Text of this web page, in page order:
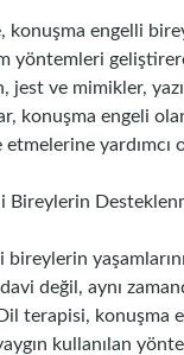
konuşma engelli
yöntemleri
jest ve mimikler,
konuşma engeli
yardımcı
Bireylerin
bireylerin
değil, aynı
terapisi, konuşma
kullanılan